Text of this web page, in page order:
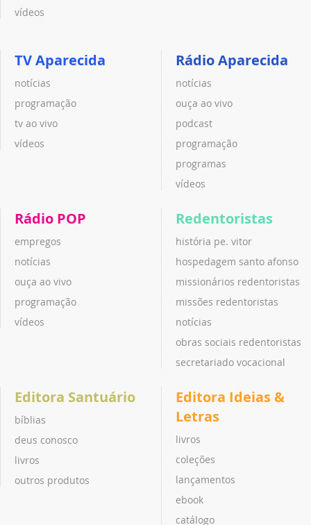
vídeos
TV Aparecida
notícias
programação
tv ao vivo
vídeos
Rádio Aparecida
notícias
ouça ao vivo
podcast
programação
programas
vídeos
Rádio POP
empregos
notícias
ouça ao vivo
programação
vídeos
Redentoristas
história pe. vitor
hospedagem santo afonso
missionários redentoristas
missões redentoristas
notícias
obras sociais redentoristas
secretariado vocacional
Editora Santuário
bíblias
deus conosco
livros
outros produtos
Editora Ideias &
Letras
livros
coleções
lançamentos
ebook
catálogo